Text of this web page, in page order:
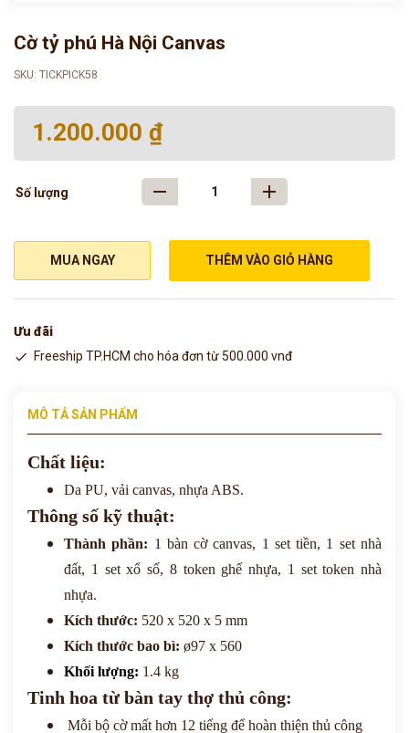
Cờ tỷ phú Hà Nội Canvas
SKU: TICKPICK58
1.200.000 ₫
Số lượng
MUA NGAY THÊM VÀO GIỎ HÀNG
Ưu đãi
Freeship TP.HCM cho hóa đơn từ 500.000 vnđ
MÔ TẢ SẢN PHẨM
Chất liệu:
Da PU, vải canvas, nhựa ABS.
Thông số kỹ thuật:
Thành phần: 1 bàn cờ canvas, 1 set tiền, 1 set nhà
đất, 1 set xổ số, 8 token ghế nhựa, 1 set token nhà
nhựa.
Kích thước: 520 x 520 x 5 mm
Kích thước bao bì: ø97 x 560
Khối lượng: 1.4 kg
Tinh hoa từ bàn tay thợ thủ công:
Mỗi bộ cờ mất hơn 12 tiếng để hoàn thiện thủ công